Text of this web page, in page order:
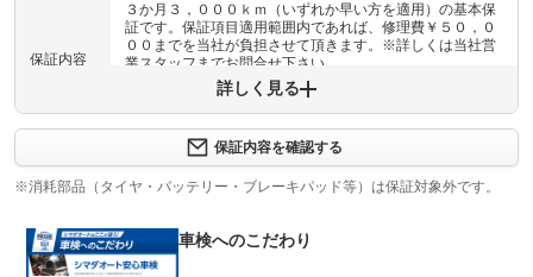
保証内容
３か月３，０００ｋｍ（いずれか早い方を適用）の基本保
証です。保証項目適用範囲内であれば、修理費￥５０，０
００までを当社が負担させて頂きます。※詳しくは当社営
業スタッフまでお問合せ下さい。
・エンジン機構・動力伝達機構・アクスル機構・サスペン
ション・ステアリング機構・浄化機構排出ガス・圧縮天然
ガス機構・その他（シートベルト／ＳＲＳエアバッグ等）
修理回数 -
詳しく見る
保証内容を確認する
※消耗部品（タイヤ・バッテリー・ブレーキパッド等）は保証対象外です。
車検へのこだわり